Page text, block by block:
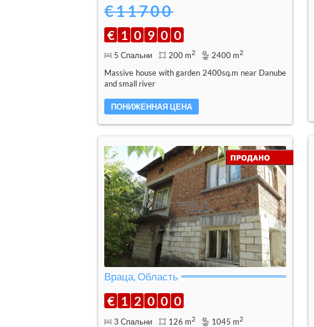
€11700
€ 1 0 9 0 0
5 Спальни 200 m2 2400 m2
Massive house with garden 2400sq.m near Danube
and small river
ПОНИЖЕННАЯ ЦЕНА
Враца, Область
€ 1 2 0 0 0
3 Спальни 126 m2 1045 m2